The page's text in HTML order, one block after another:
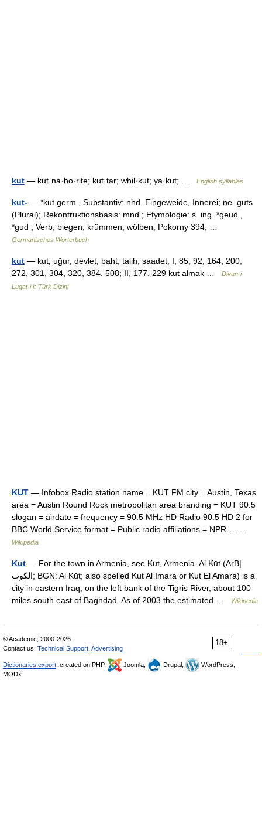
kut — kut·na·ho·rite; kut·tar; whil·kut; ya·kut; … English syllables
kut- — *kut germ., Substantiv: nhd. Eingeweide, Innerei; ne. guts
(Plural); Rekontruktionsbasis: mnd.; Etymologie: s. ing. *geud ,
*gud , Verb, biegen, krümmen, wölben, Pokorny 394; …
Germanisches Wörterbuch
kut — kut, uğur, devlet, baht, talih, saadet, I, 85, 92, 164, 200,
272, 301, 304, 320, 384. 508; II, 177. 229 kut almak …
Divan-i
Luqat-i it-Türk Dizini
KUT — Infobox Radio station name = KUT FM city = Austin, Texas
area = Austin Round Rock metropolitan area branding = KUT 90.5
slogan = airdate = frequency = 90.5 MHz HD Radio 90.5 HD 2 for
BBC World Service format = Public radio affiliations = NPR… …
Wikipedia
Kut — For the town in Armenia, see Kut, Armenia. Al Kūt (ArB|
الكوت; BGN: Al Kūt; also spelled Kut Al Imara or Kut El Amara) is a
city in eastern Iraq, on the left bank of the Tigris River, about 100
miles south east of Baghdad. As of 2003 the estimated …
Wikipedia
18+
© Academic, 2000-2026
Contact us: Technical Support Advertising
Dictionaries export , created on PHP, Joomla, Drupal,
WordPress,
MODx.